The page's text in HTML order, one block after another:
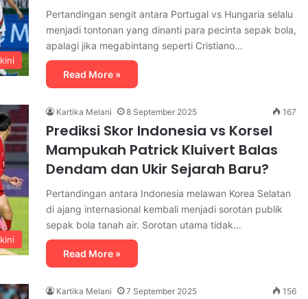
Pertandingan sengit antara Portugal vs Hungaria selalu
menjadi tontonan yang dinanti para pecinta sepak bola,
apalagi jika megabintang seperti Cristiano…
Read More »
Kartika Melani 8 September 2025 167
Prediksi Skor Indonesia vs Korsel
Mampukah Patrick Kluivert Balas
Dendam dan Ukir Sejarah Baru?
Pertandingan antara Indonesia melawan Korea Selatan
di ajang internasional kembali menjadi sorotan publik
sepak bola tanah air. Sorotan utama tidak…
Read More »
Kartika Melani 7 September 2025 156